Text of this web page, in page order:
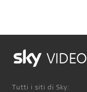
VIDEO
Tutti i siti di Sky: